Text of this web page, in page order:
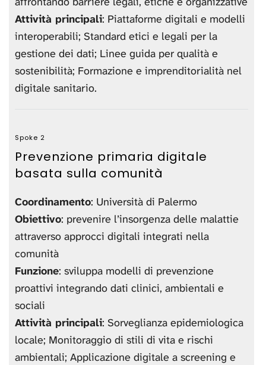
Attività principali: Piattaforme digitali e modelli
interoperabili; Standard etici e legali per la
gestione dei dati; Linee guida per qualità e
sostenibilità; Formazione e imprenditorialità nel
digitale sanitario.
Spoke 2
Prevenzione primaria digitale
basata sulla comunità
Coordinamento: Università di Palermo
Obiettivo: prevenire l’insorgenza delle malattie
attraverso approcci digitali integrati nella
comunità
Funzione: sviluppa modelli di prevenzione
proattivi integrando dati clinici, ambientali e
sociali
Attività principali: Sorveglianza epidemiologica
locale; Monitoraggio di stili di vita e rischi
ambientali; Applicazione digitale a screening e